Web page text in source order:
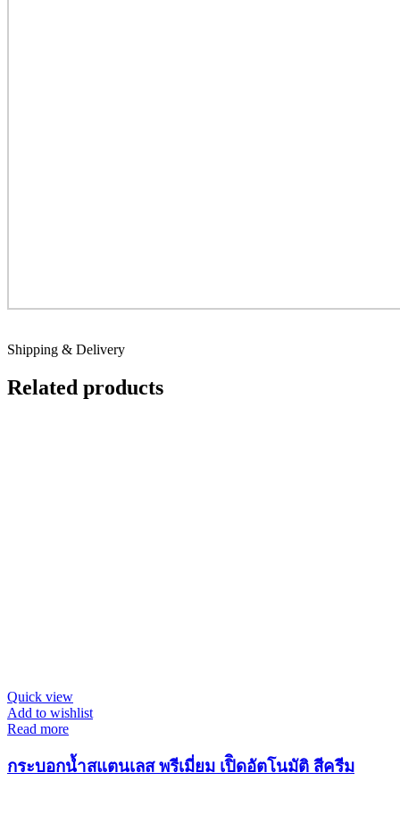
Shipping & Delivery
Related products
Quick view
Add to wishlist
Read more
กระบอกน้ำสแตนเลส พรีเมี่ยม เปิิดอัตโนมัติ สีครีม